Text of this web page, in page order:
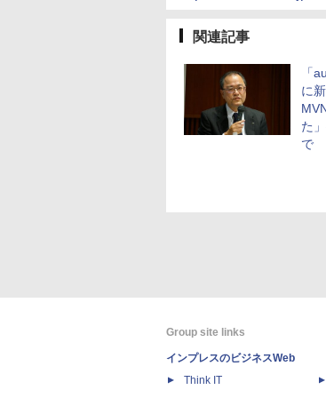
関連記事
「
に
た
で
Group site links
インプレスのビジネスWeb
Think IT